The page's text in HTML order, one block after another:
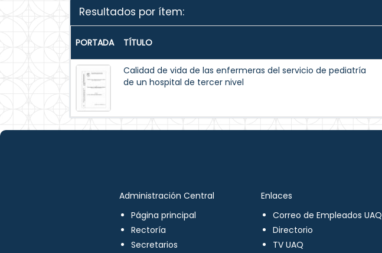
Resultados por ítem:
PORTADA TÍTULO
Calidad de vida de las enfermeras del servicio de pediatría
de un hospital de tercer nivel
Administración Central
Página principal
Rectoría
Secretarios
Enlaces
Correo de Empleados UAQ
Directorio
TV UAQ